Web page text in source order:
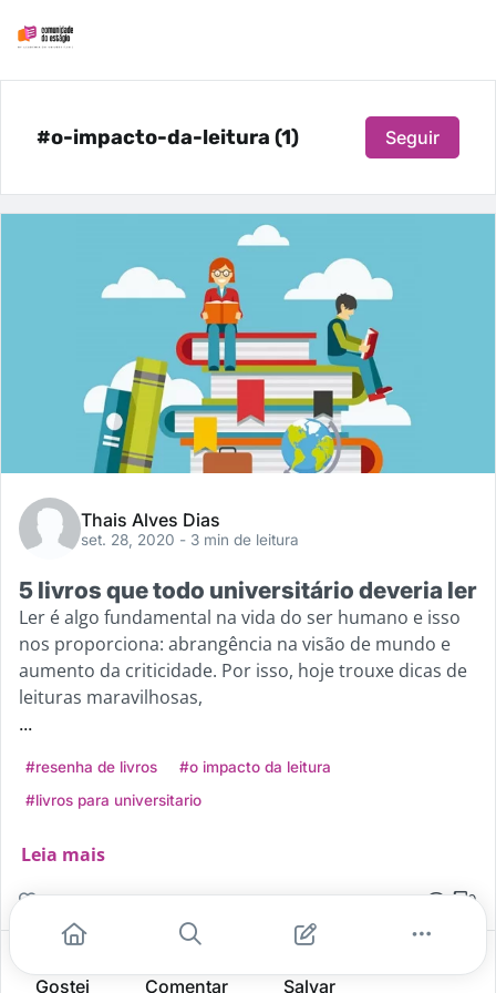
#o-impacto-da-leitura (1) Seguir
Thais Alves Dias
set. 28, 2020 - 3 min de leitura
5 livros que todo universitário deveria ler
Ler é algo fundamental na vida do ser humano e isso
nos proporciona: abrangência na visão de mundo e
aumento da criticidade. Por isso, hoje trouxe dicas de
leituras maravilhosas,
...
#resenha de livros
#o impacto da leitura
#livros para universitario
Leia mais
5 3 0
Gostei Comentar Salvar